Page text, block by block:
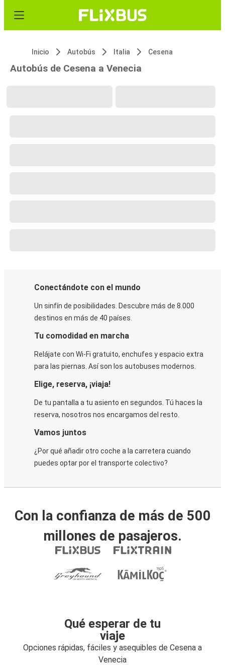
Inicio Autobús Italia Cesena
Autobús de Cesena a Venecia
Conectándote con el mundo
Un sinfín de posibilidades. Descubre más de 8.000
destinos en más de 40 países.
Tu comodidad en marcha
Relájate con Wi-Fi gratuito, enchufes y espacio extra
para las piernas. Así son los autobuses modernos.
Elige, reserva, ¡viaja!
De tu pantalla a tu asiento en segundos. Tú haces la
reserva, nosotros nos encargamos del resto.
Vamos juntos
¿Por qué añadir otro coche a la carretera cuando
puedes optar por el transporte colectivo?
Con la confianza de más de 500
millones de pasajeros.
Qué esperar de tu
viaje
Opciones rápidas, fáciles y asequibles de Cesena a
Venecia